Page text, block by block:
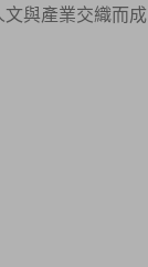
與產業交織而成